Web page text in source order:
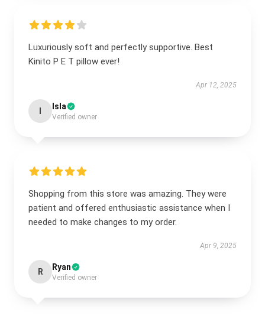
Luxuriously soft and perfectly supportive. Best
Kinito P E T pillow ever!
Apr 12, 2025
Isla
Verified owner
Shopping from this store was amazing. They were
patient and offered enthusiastic assistance when I
needed to make changes to my order.
Apr 9, 2025
R Ryan
Verified owner